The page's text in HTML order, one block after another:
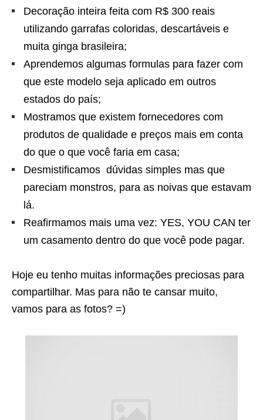
Decoração inteira feita com R$ 300 reais
utilizando garrafas coloridas, descartáveis e
muita ginga brasileira;
Aprendemos algumas formulas para fazer com
que este modelo seja aplicado em outros
estados do país;
Mostramos que existem fornecedores com
produtos de qualidade e preços mais em conta
do que o que você faria em casa;
Desmistificamos dúvidas simples mas que
pareciam monstros, para as noivas que estavam
lá.
Reafirmamos mais uma vez: YES, YOU CAN ter
um casamento dentro do que você pode pagar.
Hoje eu tenho muitas informações preciosas para
compartilhar. Mas para não te cansar muito,
vamos para as fotos? =)